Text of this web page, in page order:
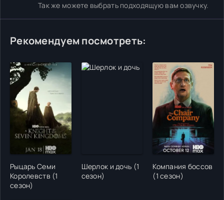
Так же можете выбрать подходящую вам озвучку.
Рекомендуем посмотреть:
Рыцарь Семи
Королевств (1
сезон)
Шерлок и дочь (1
сезон)
Компания боссов
(1 сезон)